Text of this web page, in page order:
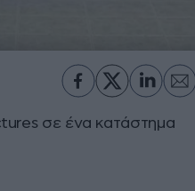
σε ένα κατάστημα